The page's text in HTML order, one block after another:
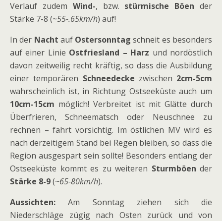
Verlauf zudem Wind-, bzw. stürmische Böen der
Stärke 7-8 (~55-.65km/h) auf!
In der Nacht auf Ostersonntag schneit es besonders
auf einer Linie Ostfriesland – Harz und nordöstlich
davon zeitweilig recht kräftig, so dass die Ausbildung
einer temporären Schneedecke zwischen 2cm-5cm
wahrscheinlich ist, in Richtung Ostseeküste auch um
10cm-15cm möglich! Verbreitet ist mit Glätte durch
Überfrieren, Schneematsch oder Neuschnee zu
rechnen – fahrt vorsichtig. Im östlichen MV wird es
nach derzeitigem Stand bei Regen bleiben, so dass die
Region ausgespart sein sollte! Besonders entlang der
Ostseeküste kommt es zu weiteren Sturmböen der
Stärke 8-9(~65-80km/h).
Aussichten: Am Sonntag ziehen sich die
Niederschläge zügig nach Osten zurück und von